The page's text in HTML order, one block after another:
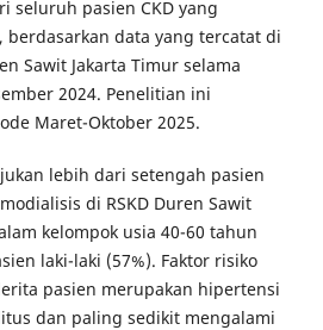
seluruh pasien CKD yang
data yang tercatat di
Sawit Jakarta Timur selama
2024. Penelitian ini
Maret-Oktober 2025.
lebih dari setengah pasien
di RSKD Duren Sawit
kelompok usia 40-60 tahun
laki-laki (57%). Faktor risiko
pasien merupakan hipertensi
dan paling sedikit mengalami